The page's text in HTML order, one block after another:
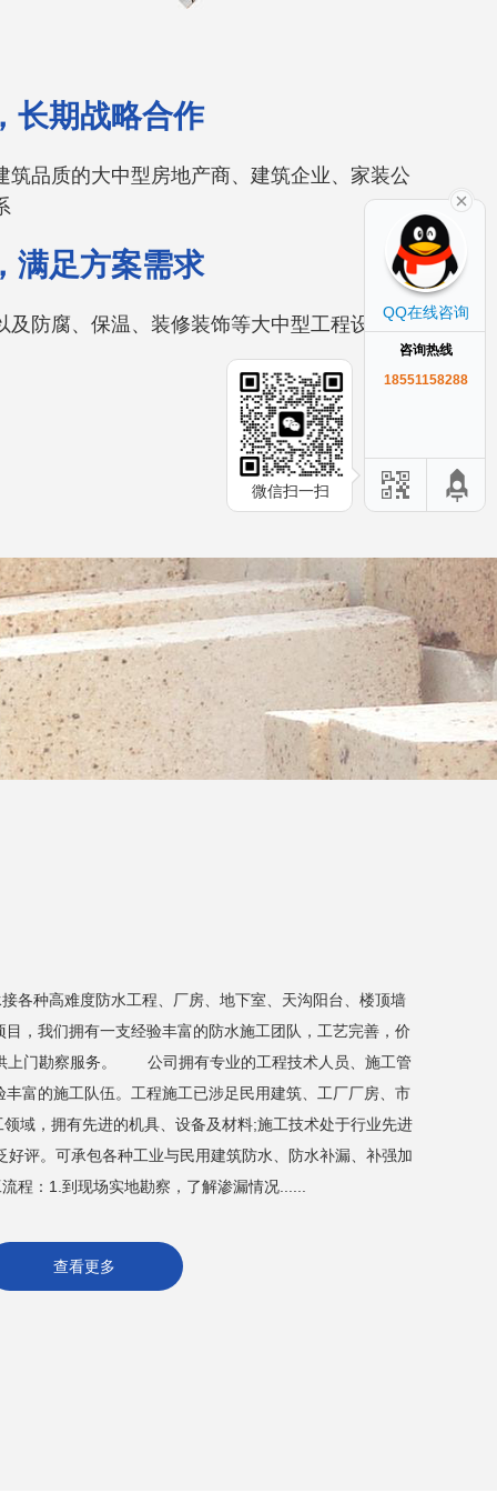
长期战略合作
筑品质的大中型房地产商、建筑企业、家装公
满足方案需求
防腐、保温、装修装饰等大中型工程设计及
种高难度防水工程、厂房、地下室、天沟阳台、楼顶墙
，我们拥有一支经验丰富的防水施工团队，工艺完善，价
上门勘察服务。 公司拥有专业的工程技术人员、施工管
富的施工队伍。工程施工已涉足民用建筑、工厂厂房、市
域，拥有先进的机具、设备及材料;施工技术处于行业先进
评。可承包各种工业与民用建筑防水、防水补漏、补强加
程：1.到现场实地勘察，了解渗漏情况......
查看更多
QQ在线咨询
咨询热线
18551158288
微信扫一扫